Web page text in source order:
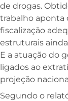
de drogas.
trabalho aponta
fiscalização
estruturais
E a atuação do
ligados ao
projeção
Segundo o